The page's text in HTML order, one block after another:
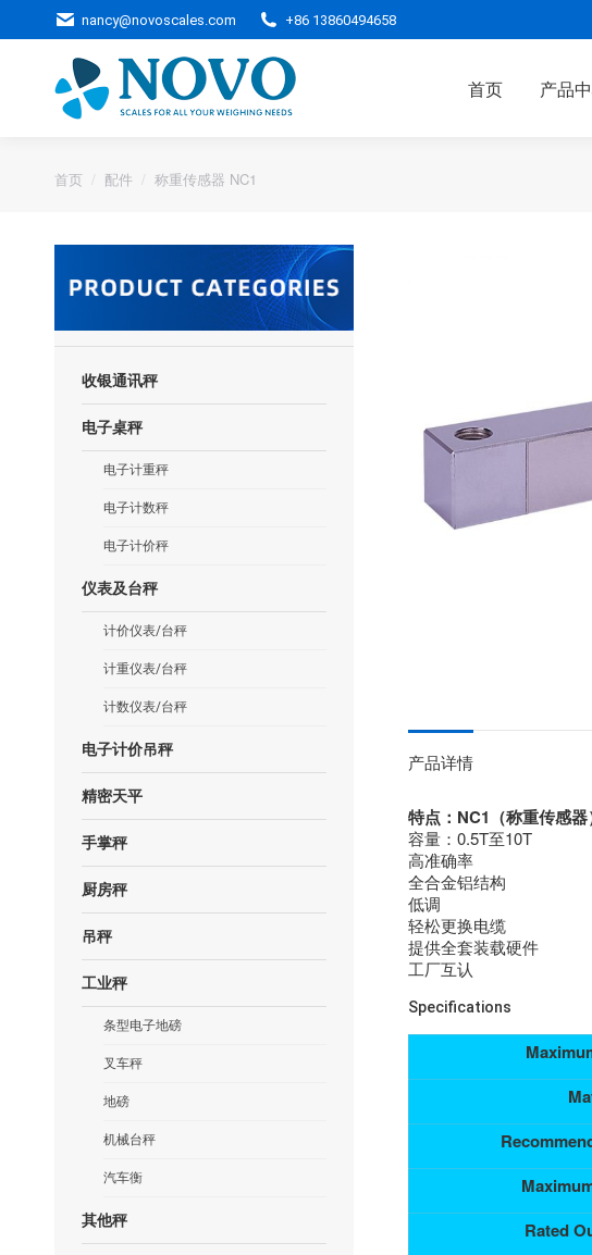
nancy@novoscales.com +86 13860494658
首页 产品
您的位置：
首页 配件 称重传感器 NC1
产品详情
特点：NC1（称重传感器
容量：0.5T至10T
高准确率
全合金铝结构
低调
轻松更换电缆
提供全套装载硬件
工厂互认
Specifications
Rated
收银通讯秤
电子桌秤
电子计重秤
电子计数秤
电子计价秤
仪表及台秤
计价仪表/台秤
计重仪表/台秤
计数仪表/台秤
电子计价吊秤
精密天平
手掌秤
厨房秤
吊秤
工业秤
条型电子地磅
叉车秤
地磅
机械台秤
汽车衡
其他秤